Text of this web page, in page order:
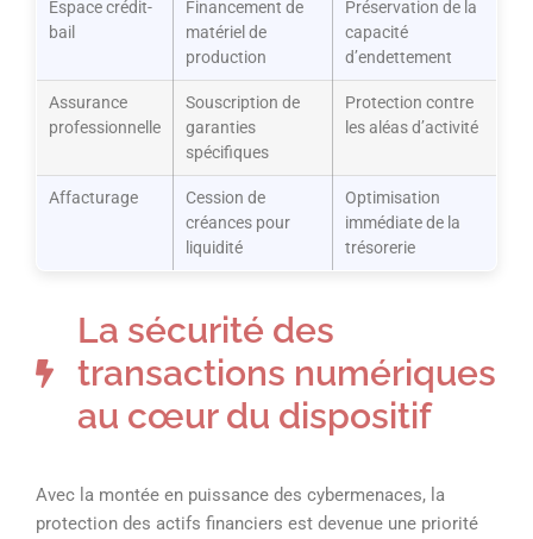
Espace crédit-
bail
Financement de
matériel de
production
Préservation de la
capacité
d’endettement
Assurance
professionnelle
Souscription de
garanties
spécifiques
Protection contre
les aléas d’activité
Affacturage
Cession de
créances pour
liquidité
Optimisation
immédiate de la
trésorerie
La sécurité des
transactions numériques
au cœur du dispositif
Avec la montée en puissance des cybermenaces, la
protection des actifs financiers est devenue une priorité